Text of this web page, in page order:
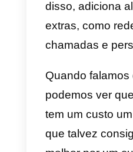
Concluindo,
precisam
eficácia do
Quais